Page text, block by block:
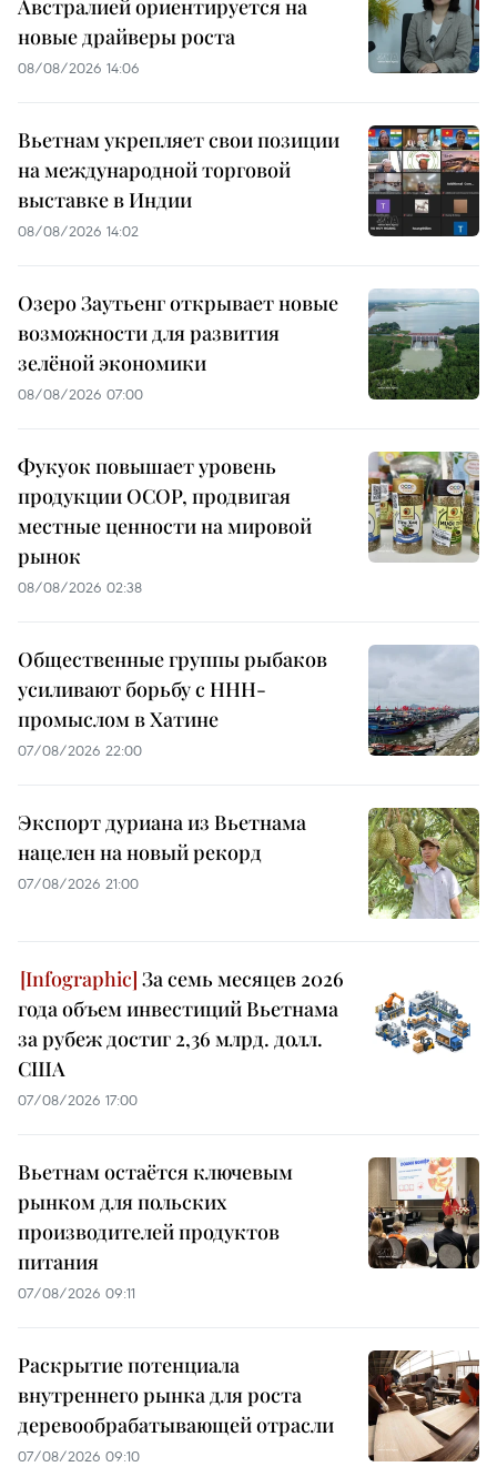
Австралией ориентируется на
новые драйверы роста
08/08/2026 14:06
Вьетнам укрепляет свои позиции
на международной торговой
выставке в Индии
08/08/2026 14:02
Озеро Заутьенг открывает новые
возможности для развития
зелёной экономики
08/08/2026 07:00
Фукуок повышает уровень
продукции OCOP, продвигая
местные ценности на мировой
рынок
08/08/2026 02:38
Общественные группы рыбаков
усиливают борьбу с ННН-
промыслом в Хатине
07/08/2026 22:00
Экспорт дуриана из Вьетнама
нацелен на новый рекорд
07/08/2026 21:00
За семь месяцев 2026
года объем инвестиций Вьетнама
за рубеж достиг 2,36 млрд. долл.
США
07/08/2026 17:00
Вьетнам остаётся ключевым
рынком для польских
производителей продуктов
питания
07/08/2026 09:11
Раскрытие потенциала
внутреннего рынка для роста
деревообрабатывающей отрасли
07/08/2026 09:10